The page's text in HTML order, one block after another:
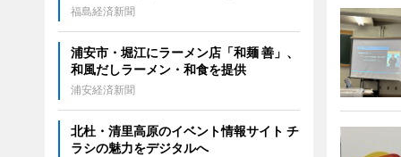
福島経済新聞
浦安市・堀江にラーメン店「和麺 善」、
和風だしラーメン・和食を提供
浦安経済新聞
北杜・清里高原のイベント情報サイト チ
ラシの魅力をデジタルへ